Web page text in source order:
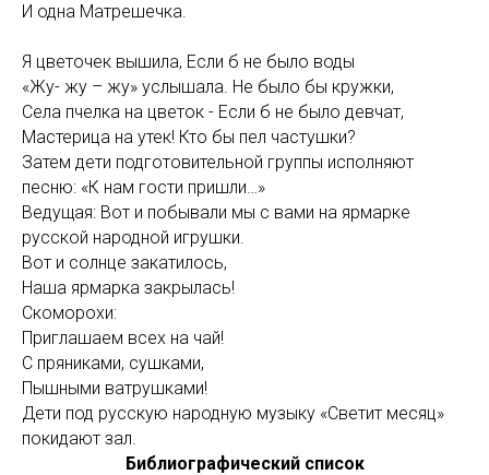
И одна Матрешечка.
Я цветочек вышила, Если б не было воды
«Жу- жу – жу» услышала. Не было бы кружки,
Села пчелка на цветок - Если б не было девчат,
Мастерица на утек! Кто бы пел частушки?
Затем дети подготовительной группы исполняют
песню: «К нам гости пришли…»
Ведущая: Вот и побывали мы с вами на ярмарке
русской народной игрушки.
Вот и солнце закатилось,
Наша ярмарка закрылась!
Скоморохи:
Приглашаем всех на чай!
С пряниками, сушками,
Пышными ватрушками!
Дети под русскую народную музыку «Светит месяц»
покидают зал.
Библиографический список